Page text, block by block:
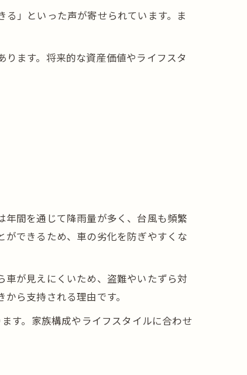
」といった声が寄せられています。ま
ます。将来的な資産価値やライフスタ
間を通じて降雨量が多く、台風も頻繁
できるため、車の劣化を防ぎやすくな
が見えにくいため、盗難やいたずら対
ら支持される理由です。
す。家族構成やライフスタイルに合わせ